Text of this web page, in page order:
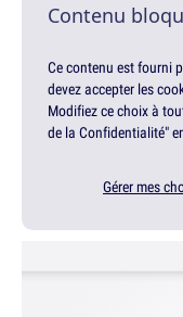
Contenu
Ce contenu est fourni
devez accepter les
Modifiez ce choix à
de la Confidentialité"
Gérer mes